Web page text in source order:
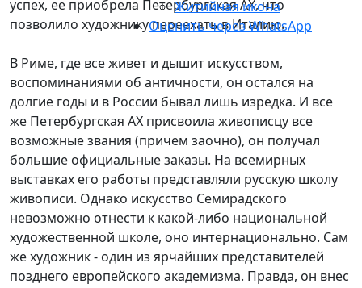
Житийная икона
Оценить через WhatsApp
успех, ее приобрела Петербургская АХ, что
позволило художнику переехать в Италию.
В Риме, где все живет и дышит искусством,
воспоминаниями об античности, он остался на
долгие годы и в России бывал лишь изредка. И все
же Петербургская АХ присвоила живописцу все
возможные звания (причем заочно), он получал
большие официальные заказы. На всемирных
выставках его работы представляли русскую школу
живописи. Однако искусство Семирадского
невозможно отнести к какой-либо национальной
художественной школе, оно интернационально. Сам
же художник - один из ярчайших представителей
позднего европейского академизма. Правда, он внес